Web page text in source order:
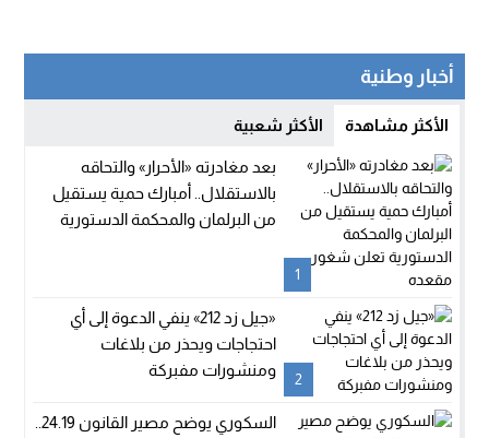
أخبار وطنية
الأكثر مشاهدة الأكثر شعبية
1
بعد مغادرته «الأحرار» والتحاقه
بالاستقلال.. أمبارك حمية يستقيل
من البرلمان والمحكمة الدستورية
2
«جيل زد 212» ينفي الدعوة إلى أي
احتجاجات ويحذر من بلاغات
ومنشورات مفبركة